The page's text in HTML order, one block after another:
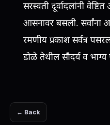
सरस्वती दूर्वादलांनी
आसनावर बसली. सर्वांना
रमणीय प्रकाश सर्वत्र
डोळे तेथील सौदर्य व
← Back